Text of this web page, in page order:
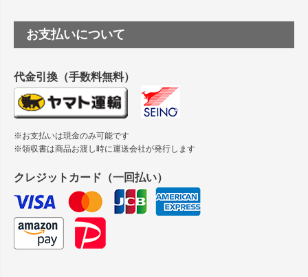
つや消し半透明ラベルのロールタイプはありますか？
縦420mm×横650mmの包装紙に適した紙はありますか？
ップ
お支払いについて
代金引換（手数料無料）
※お支払いは現金のみ可能です
※領収書は商品お渡し時に運送会社が発行します
クレジットカード（一回払い）